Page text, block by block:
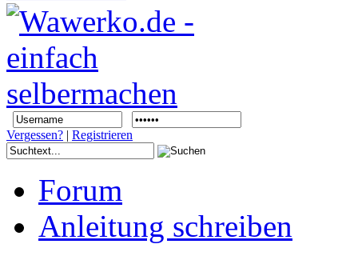
Vergessen? | Registrieren
Forum
Anleitung schreiben